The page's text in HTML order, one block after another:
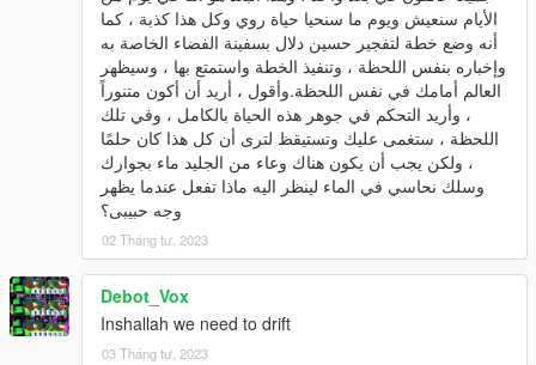
الأيام سنعيش ويوم ما سنحيا حياة روي وكل هذا كذبة ، كما
أنه وضع خطة لتفجير حسين دلال بسفينة الفضاء الخاصة به
وإخباره بنفس اللحظة ، وتنفيذ الخطة واستمتع بها ، وسيظهر
العالم أمامك في نفس اللحظة.وأقول ، أريد أن أكون متنوراً
، وأريد التحكم في جوهر هذه الحياة بالكامل ، وفي تلك
اللحظة ، ستغمى عليك وتستيقظ لترى أن كل هذا كان حلمًا
، ولكن يجب أن يكون هناك وعاء من الجليد ماء بجوارك
وسلك نحاسي في الماء لينظر اليه ماذا تفعل عندما يظهر
وجه حبیبی؟
02 Tháng tư, 2023
Debot_Vox
Inshallah we need to drift
03 Tháng tư, 2023